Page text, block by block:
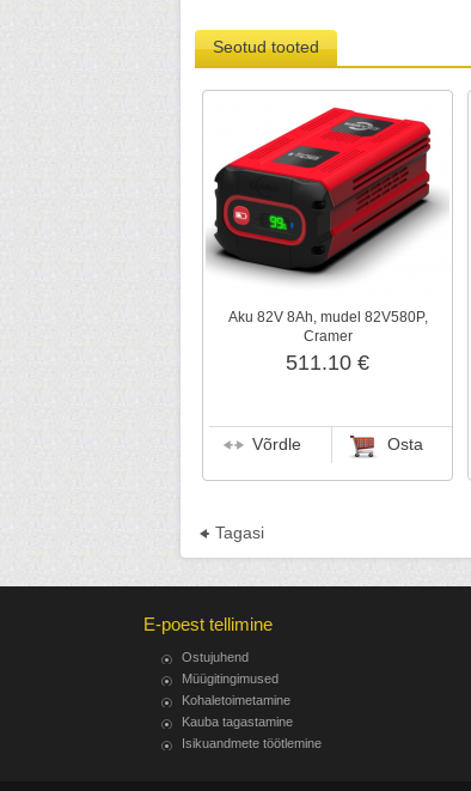
Seotud tooted
Aku 82V 8Ah, mudel 82V580P,
Cramer
511.10 €
Võrdle Osta
Tagasi
E-poest tellimine
Ostujuhend
Müügitingimused
Kohaletoimetamine
Kauba tagastamine
Isikuandmete töötlemine